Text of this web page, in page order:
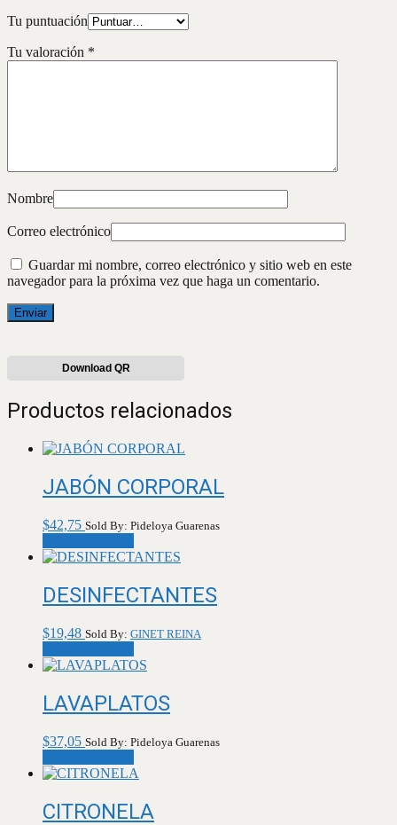
Tu puntuación
Tu valoración *
Nombre
Correo electrónico
Guardar mi nombre, correo electrónico y sitio web en este
navegador para la próxima vez que haga un comentario.
Download QR
Productos relacionados
JABÓN CORPORAL
$42,75 Sold By: Pideloya Guarenas
DESINFECTANTES
$19,48 Sold By: GINET REINA
LAVAPLATOS
$37,05 Sold By: Pideloya Guarenas
CITRONELA